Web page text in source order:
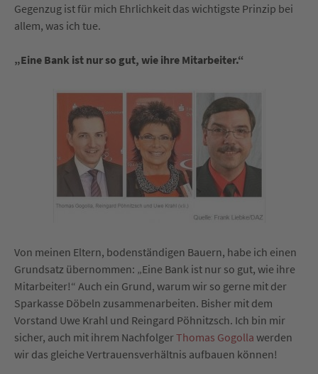
Gegenzug ist für mich Ehrlichkeit das wichtigste Prinzip bei
allem, was ich tue.
„Eine Bank ist nur so gut, wie ihre Mitarbeiter.“
Von meinen Eltern, bodenständigen Bauern, habe ich einen
Grundsatz übernommen: „Eine Bank ist nur so gut, wie ihre
Mitarbeiter!“ Auch ein Grund, warum wir so gerne mit der
Sparkasse Döbeln zusammenarbeiten. Bisher mit dem
Vorstand Uwe Krahl und Reingard Pöhnitzsch. Ich bin mir
sicher, auch mit ihrem NachfolgerThomas Gogolla werden
wir das gleiche Vertrauensverhältnis aufbauen können!